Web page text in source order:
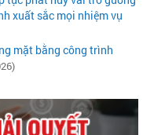
xuất sắc mọi nhiệm vụ
mặt bằng công trình